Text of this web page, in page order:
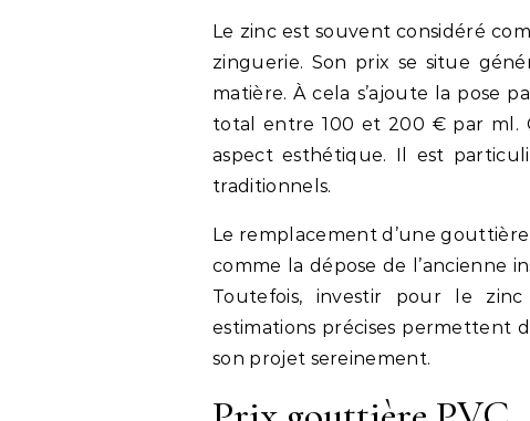
Le zinc est souvent considéré
zinguerie. Son prix se situe
matière. À cela s’ajoute la pose
total entre 100 et 200 € par ml.
aspect esthétique. Il est
traditionnels.
Le remplacement d’une
comme la dépose de l’ancienne
Toutefois, investir pour le
estimations précises permettent
son projet sereinement.